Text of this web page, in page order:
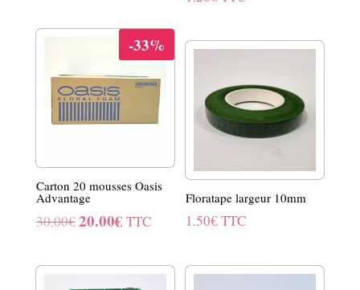
-33%
Carton 20 mousses Oasis
Advantage
30.00€Le
initial
20.00€Le
actuel
TTC
Floratape largeur 10mm
1.50€TTC